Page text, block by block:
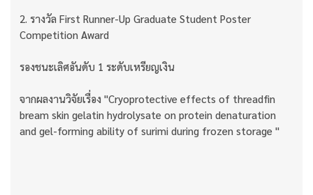
2. รางวัล First Runner-Up Graduate Student Poster
Competition Award
รองชนะเลิศอันดับ 1 ระดับเหรียญเงิน
จากผลงานวิจัยเรื่อง "Cryoprotective effects of threadfin
bream skin gelatin hydrolysate on protein denaturation
and gel-forming ability of surimi during frozen storage "